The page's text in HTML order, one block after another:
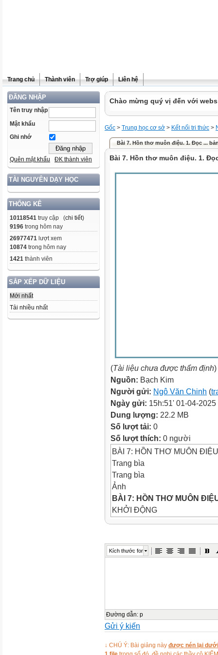
Trang chủ Thành viên Trợ giúp Liên hệ
ĐĂNG NHẬP
Tên truy nhập
Mật khẩu
Ghi nhớ
Quên mật khẩu ĐK thành viên
TÀI NGUYÊN DẠY HỌC
THỐNG KÊ
10118541 truy cập (chi tiết)
9196 trong hôm nay
26977471 lượt xem
10874 trong hôm nay
1421 thành viên
SẮP XẾP DỮ LIỆU
Mới nhất
Tải nhiều nhất
Chào mừng quý vị đến với
Gốc > Trung học cơ sở > Kết nối tri thức >
Bài 7. Hồn thơ muôn điệu. 1. Đọc ...
Bài 7. Hồn thơ muôn điệu. 1.
(Tài liệu chưa được thẩm định)
Nguồn: Bạch Kim
Người gửi: Ngô Văn Chinh (
Ngày gửi: 15h:51' 01-04-2025
Dung lượng: 22.2 MB
Số lượt tải: 0
Số lượt thích: 0 người
BÀI 7: HỒN THƠ MUÔN
Trang bìa
Trang bìa
Ảnh
BÀI 7: HỒN THƠ MUÔN
KHỞI ĐỘNG
Lắng nghe ca khúc Tiếng
nhận của em về vẻ đẹp của
Thực hiện nhiệm vụ
Hồn thơ muôn điệu.
Ảnh
Kích thước font
Đường dẫn: p
Gửi ý kiến
↓ CHÚ Ý: Bài giảng này được nén lại